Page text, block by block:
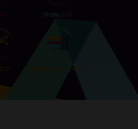
WEBSCRAPER
加わろう